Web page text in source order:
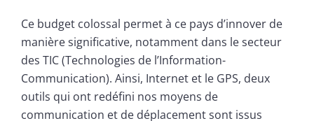
Ce budget colossal permet à ce pays d’innover de
manière significative, notamment dans le secteur
des TIC (Technologies de l’Information-
Communication). Ainsi, Internet et le GPS, deux
outils qui ont redéfini nos moyens de
communication et de déplacement sont issus